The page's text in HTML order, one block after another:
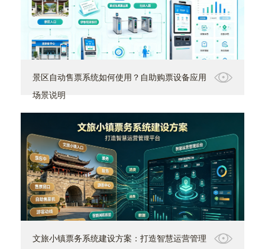
景区自动售票系统如何使用？自助购票设备应用
场景说明
文旅小镇票务系统建设方案：打造智慧运营管理